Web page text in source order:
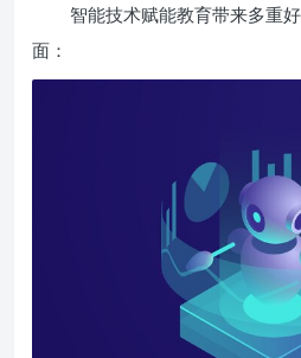
智能技术赋能教育带来多重
面：